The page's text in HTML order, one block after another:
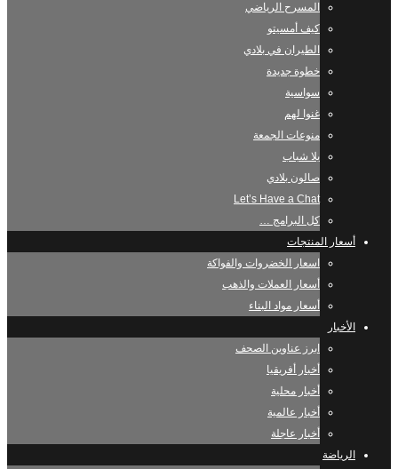
المسرح الرياضي
كيف أمسيتو
الطيران في بلادي
خطوة جديدة
سواسية
غنوا لهم
منوعات الجمعة
يلا شباب
صالون بلادي
Let’s Have a Chat
كل البرامج …
أسعار المنتجات
اسعار الخضروات والفواكة
أسعار العملات والذهب
أسعار مواد البناء
الأخبار
ابرز عناوين الصحف
أخبار أفريقيا
أخبار محلية
أخبار عالمية
أخبار عاجلة
الرياضة